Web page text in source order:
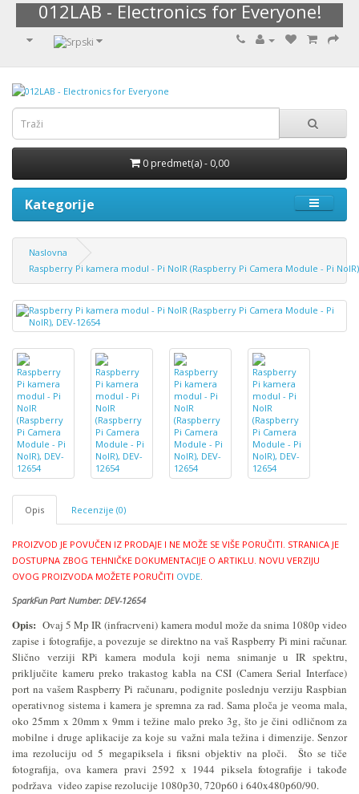
012LAB - Electronics for Everyone!
0 predmet(a) - 0,00
Kategorije
Naslovna
Raspberry Pi kamera modul - Pi NoIR (Raspberry Pi Camera Module - Pi
Opis Recenzije (0)
PROIZVOD JE POVUČEN IZ PRODAJE I NE MOŽE SE VIŠE PORUČITI. STRANICA JE
DOSTUPNA ZBOG TEHNIČKE DOKUMENTACIJE O ARTIKLU. NOVU VERZIJU
OVOG PROIZVODA MOŽETE PORUČITI OVDE.
SparkFun Part Number: DEV-12654
Opis: Ovaj 5 Mp IR (infracrveni) kamera modul može da snima 1080p video
zapise i fotografije, a povezuje se direktno na vaš Raspberry Pi mini računar.
Slično verziji RPi kamera modula koji nema snimanje u IR spektru,
priključite kameru preko trakastog kabla na CSI (Camera Serial Interface)
port na vašem Raspberry Pi računaru, podignite poslednju verziju Raspbian
operativnog sistema i kamera je spremna za rad. Sama ploča je veoma mala,
oko 25mm x 20mm x 9mm i težine malo preko 3g, što je čini odličnom za
mobilne i druge aplikacije za koje su važni mala težina i dimenzije. Senzor
ima rezoluciju od 5 megapiksela i fiksni objektiv na ploči. Što se tiče
fotografija, ova kamera pravi 2592 x 1944 piksela fotografije i takođe
podržava video zapise rezolucije 1080p30, 720p60 i 640x480p60/90.